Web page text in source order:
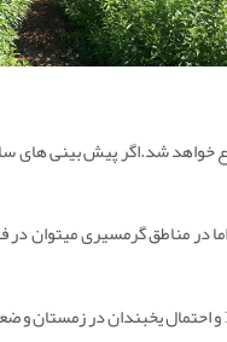
خواهد شد.اگر پیش بینی های
در مناطق گرمسیری میتوان